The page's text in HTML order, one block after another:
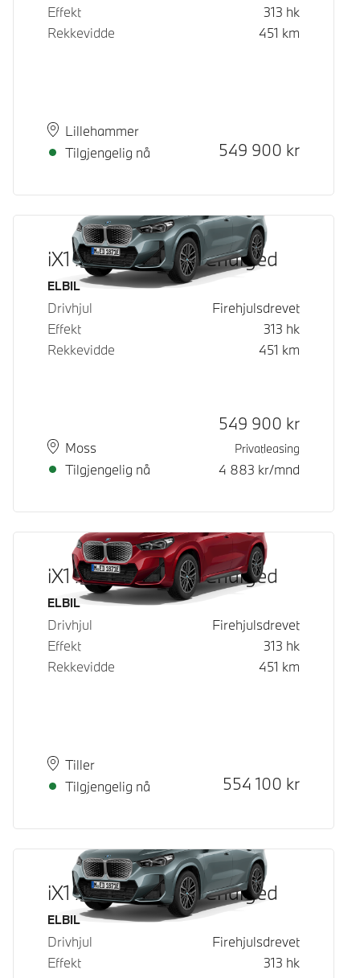
Effekt
313 hk
Rekkevidde
451 km
PlassLillehammer
Leveringstid
Tilgjengelig nå
Kontantpris
549 900 kr
iX1 xDrive30 Fully Charged
Drivstoff
ELBIL
Drivhjul
Firehjulsdrevet
Effekt
313 hk
Rekkevidde
451 km
PlassMoss
Leveringstid
Tilgjengelig nå
Kontantpris
549 900 kr
Privatleasing
4 883 kr/mnd
iX1 xDrive30 Fully Charged
Drivstoff
ELBIL
Drivhjul
Firehjulsdrevet
Effekt
313 hk
Rekkevidde
451 km
PlassTiller
Leveringstid
Tilgjengelig nå
Kontantpris
554 100 kr
iX1 xDrive30 Fully Charged
Drivstoff
ELBIL
Drivhjul
Firehjulsdrevet
Effekt
313 hk